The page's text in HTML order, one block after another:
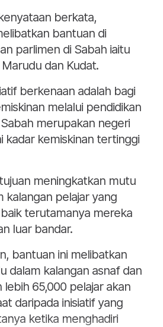
berkata,
bantuan di
parlimen di Sabah iaitu
dan Kudat.
berkenaan adalah bagi
melalui pendidikan
merupakan negeri
kadar kemiskinan tertinggi
meningkatkan mutu
kalangan pelajar yang
terutamanya mereka
luar bandar.
bantuan ini melibatkan
dalam kalangan asnaf dan
lebih 65,000 pelajar akan
daripada inisiatif yang
ketika menghadiri